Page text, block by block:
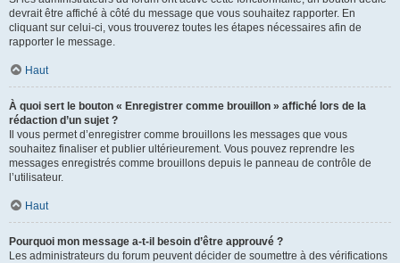
devrait être affiché à côté du message que vous souhaitez rapporter. En
cliquant sur celui-ci, vous trouverez toutes les étapes nécessaires afin de
rapporter le message.
Haut
À quoi sert le bouton « Enregistrer comme brouillon » affiché lors de la
rédaction d’un sujet ?
Il vous permet d’enregistrer comme brouillons les messages que vous
souhaitez finaliser et publier ultérieurement. Vous pouvez reprendre les
messages enregistrés comme brouillons depuis le panneau de contrôle de
l’utilisateur.
Haut
Pourquoi mon message a-t-il besoin d’être approuvé ?
Les administrateurs du forum peuvent décider de soumettre à des vérifications